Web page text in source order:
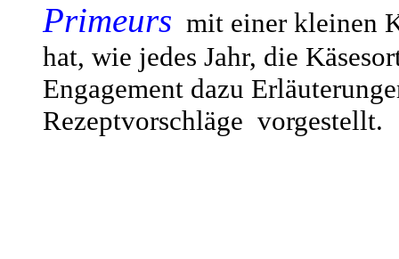
Primeurs mit einer kleinen
hat, wie jedes Jahr, die
Engagement dazu
Rezeptvorschläge vorgestellt.